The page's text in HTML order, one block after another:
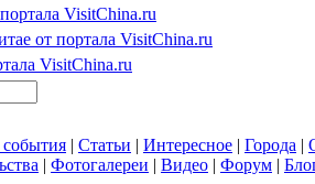
VisitChina.ru
от портала VisitChina.ru
VisitChina.ru
| Статьи | Интересное | Города |
| Фотогалереи | Видео | Форум |